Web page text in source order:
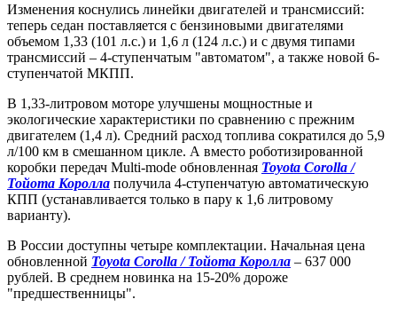
Изменения коснулись линейки двигателей и трансмиссий:
теперь седан поставляется с бензиновыми двигателями
объемом 1,33 (101 л.с.) и 1,6 л (124 л.с.) и с двумя типами
трансмиссий – 4-ступенчатым "автоматом", а также новой 6-
ступенчатой МКПП.
В 1,33-литровом моторе улучшены мощностные и
экологические характеристики по сравнению с прежним
двигателем (1,4 л). Средний расход топлива сократился до 5,9
л/100 км в смешанном цикле. А вместо роботизированной
коробки передач Multi-mode обновленная Toyota Corolla /
Тойота Королла получила 4-ступенчатую автоматическую
КПП (устанавливается только в пару к 1,6 литровому
варианту).
В России доступны четыре комплектации. Начальная цена
обновленной Toyota Corolla / Тойота Королла – 637 000
рублей. В среднем новинка на 15-20% дороже
"предшественницы".